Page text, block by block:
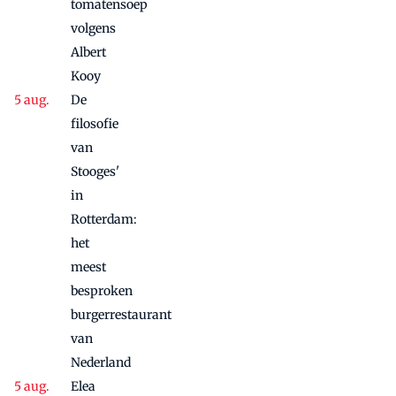
tomatensoep
volgens
Albert
Kooy
De
filosofie
van
Stooges'
in
Rotterdam:
het
meest
besproken
burgerrestaurant
van
Nederland
Elea